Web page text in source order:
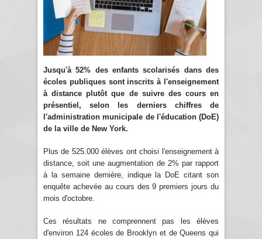
Jusqu'à 52% des enfants scolarisés dans des
écoles publiques sont inscrits à l'enseignement
à distance plutôt que de suivre des cours en
présentiel, selon les derniers chiffres de
l'administration municipale de l'éducation (DoE)
de la ville de New York.
Plus de 525.000 élèves ont choisi l'enseignement à
distance, soit une augmentation de 2% par rapport
à la semaine dernière, indique la DoE citant son
enquête achevée au cours des 9 premiers jours du
mois d'octobre.
Ces résultats ne comprennent pas les élèves
d'environ 124 écoles de Brooklyn et de Queens qui